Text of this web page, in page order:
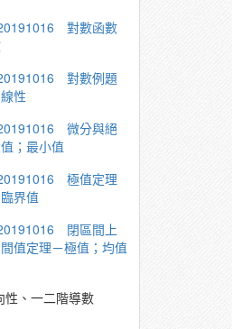
對數函數
對數例題
性
微分與絕
；最小值
極值定理
界值
閉區間上
值定理－極值；均值
性、一二階導數